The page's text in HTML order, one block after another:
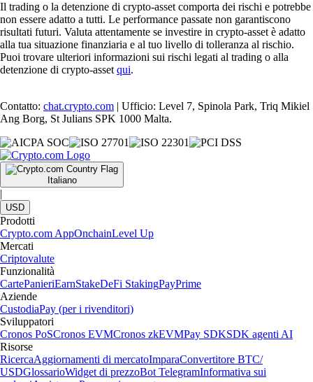
Il trading o la detenzione di crypto-asset comporta dei rischi e potrebbe
non essere adatto a tutti. Le performance passate non garantiscono
risultati futuri. Valuta attentamente se investire in crypto-asset è adatto
alla tua situazione finanziaria e al tuo livello di tolleranza al rischio.
Puoi trovare ulteriori informazioni sui rischi legati al trading o alla
detenzione di crypto-asset qui.
Contatto: chat.crypto.com | Ufficio: Level 7, Spinola Park, Triq Mikiel
Ang Borg, St Julians SPK 1000 Malta.
Italiano
|
USD
Prodotti
Crypto.com AppOnchainLevel Up
Mercati
Criptovalute
Funzionalità
CartePanieriEarnStakeDeFi StakingPayPrime
Aziende
CustodiaPay (per i rivenditori)
Sviluppatori
Cronos PoSCronos EVMCronos zkEVMPay SDKSDK agenti AI
Risorse
RicercaAggiornamenti di mercatoImparaConvertitore BTC/
USDGlossarioWidget di prezzoBot TelegramInformativa sui